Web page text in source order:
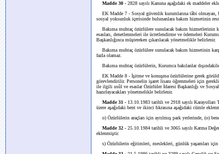
Madde 30 - 2828 sayılı Kanuna aşağıdaki ek maddeler
EK Madde 7 - Sosyal güvenlik kurumlarına tâbi olmayan,
sosyal yoksunluk içerisinde bulunanlara bakım hizmetinin
Bakıma muhtaç özürlülere sunulacak bakım hizmetlerinin
esasları, denetlenmeleri ile ücretlendirme ve ödemeleri
Başkanlığınca müştereken çıkarılacak yönetmelikle belirlenir.
Bakıma muhtaç özürlülere sunulacak bakım hizmetinin
fazla olamaz.
Bakıma muhtaç özürlülerin, Kurumca bakılanlar
EK Madde 8 - İşitme ve konuşma özürlülerine gerek
görevlendirilir. Personelin işaret lisanı öğrenmeleri için
ile ilgili usûl ve esaslar Özürlüler İdaresi Başkanlığı ve
hazırlayacakları yönetmelikle belirlenir.
Madde 31 - 13.10.1983 tarihli ve 2918 sayılı
üzere aşağıdaki bent ve ikinci fıkrasına aşağıdaki cümle
o) Özürlülerin araçları için ayrılmış park yerlerinde, (o)
Madde 32 - 25.10.1984 tarihli ve 3065 sayılı Katma
eklenmiştir.
s) Özürlülerin eğitimleri, meslekleri, günlük yaşamları için